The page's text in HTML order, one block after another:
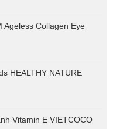
Ageless Collagen Eye
HEALTHY NATURE
Vitamin E VIETCOCO